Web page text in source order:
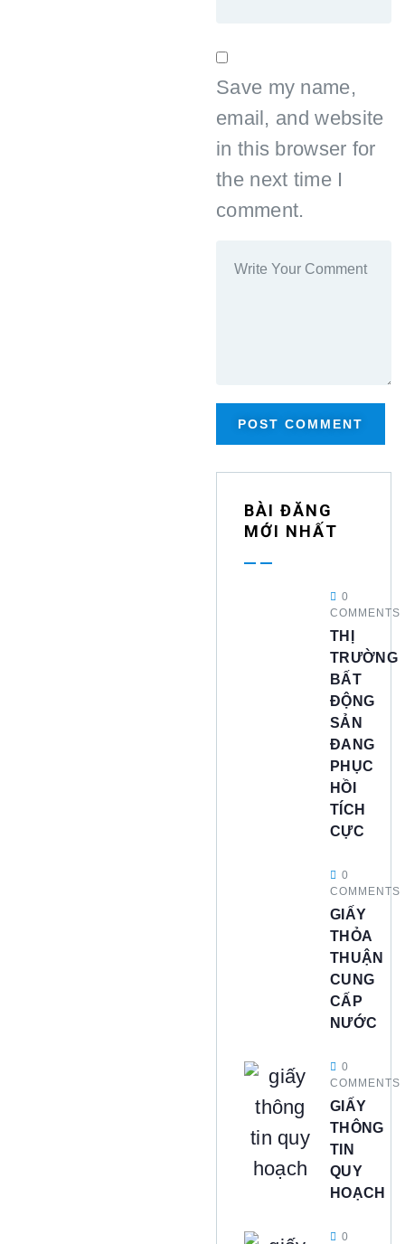
Save my name,
email, and website
in this browser for
the next time I
comment.
BÀI ĐĂNG
MỚI NHẤT
0
COMMENTS
THỊ
TRƯỜNG
BẤT
ĐỘNG
SẢN
ĐANG
PHỤC
HỒI
TÍCH
CỰC
0
COMMENTS
GIẤY
THỎA
THUẬN
CUNG
CẤP
NƯỚC
0
COMMENTS
GIẤY
THÔNG
TIN
QUY
HOẠCH
0